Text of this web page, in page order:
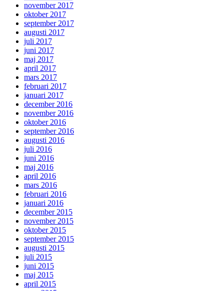
november 2017
oktober 2017
september 2017
augusti 2017
juli 2017
juni 2017
maj 2017
april 2017
mars 2017
februari 2017
januari 2017
december 2016
november 2016
oktober 2016
september 2016
augusti 2016
juli 2016
juni 2016
maj 2016
april 2016
mars 2016
februari 2016
januari 2016
december 2015
november 2015
oktober 2015
september 2015
augusti 2015
juli 2015
juni 2015
maj 2015
april 2015